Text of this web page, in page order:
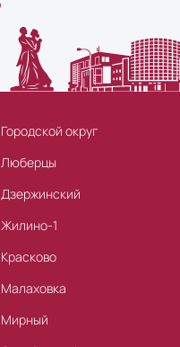
Городской округ
Люберцы
Дзержинский
Жилино-1
Красково
Малаховка
Мирный